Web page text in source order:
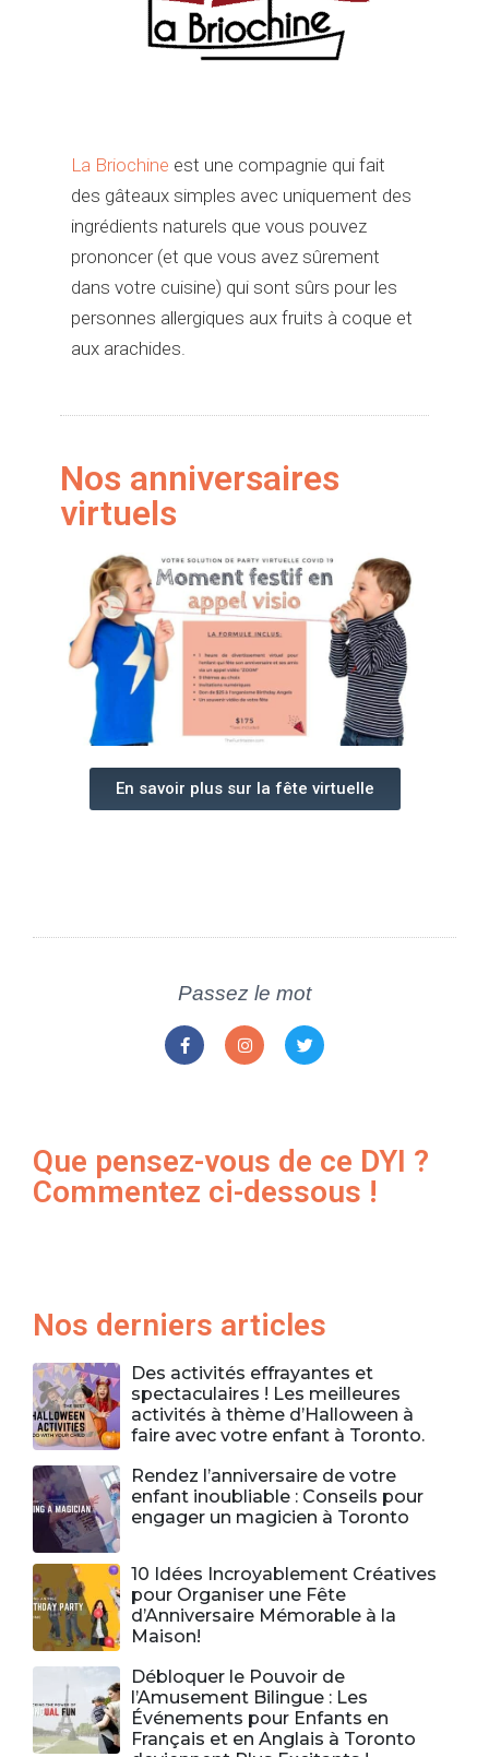
La Briochine est une compagnie qui fait
des gâteaux simples avec uniquement des
ingrédients naturels que vous pouvez
prononcer (et que vous avez sûrement
dans votre cuisine) qui sont sûrs pour les
personnes allergiques aux fruits à coque et
aux arachides.
Nos anniversaires
virtuels
En savoir plus sur la fête virtuelle
Passez le mot
Que pensez-vous de ce DYI ?
Commentez ci-dessous !
Nos derniers articles
Des activités effrayantes et
spectaculaires ! Les meilleures
activités à thème d’Halloween à
faire avec votre enfant à Toronto.
Rendez l’anniversaire de votre
enfant inoubliable : Conseils pour
engager un magicien à Toronto
10 Idées Incroyablement Créatives
pour Organiser une Fête
d’Anniversaire Mémorable à la
Maison!
Débloquer le Pouvoir de
l’Amusement Bilingue : Les
Événements pour Enfants en
Français et en Anglais à Toronto